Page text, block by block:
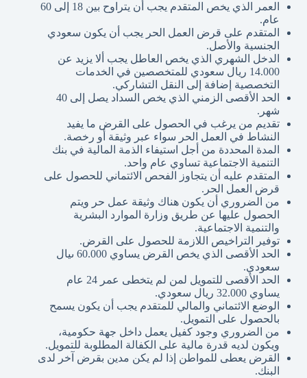
العمر الذي يخص المتقدم يجب أن يتراوح بين 18 إلى 60
عام.
المتقدم على قرض العمل الحر يجب أن يكون سعودي
الجنسية والأصل.
الدخل الشهري الذي يخص العاطل يجب ألا يزيد عن
14.000 ريال سعودي للمتخصصين في الخدمات
التخصصية إضافة إلى النقل التشاركي.
الحد الأقصى الزمني الذي يخص السداد يصل إلى 40
شهر.
تقديم من يرغب في الحصول على القرض ما يفيد
النشاط في العمل الحر سواء عبر وثيقة أو رخصة.
المدة المحددة من أجل استيفاء الذمة المالية في بنك
التنمية الاجتماعية تساوي عام واحد.
المتقدم عليه أن يتجاوز الفحص الائتماني للحصول على
قرض العمل الحر.
من الضروري أن يكون هناك وثيقة عمل حر ويتم
الحصول عليها عن طريق وزارة الموارد البشرية
والتنمية الاجتماعية.
توفير التراخيص اللازمة للحصول على القرض.
الحد الأقصى الذي يخص القرض يساوي 60.000 ىيال
سعودي.
الحد الأقصى للتمويل لمن لم يتخطى عمر 24 عام
يساوي 32.000 ريال سعودي.
الوضع الائتماني والمالي للمتقدم يجب أن يكون يسمح
بالحصول على التمويل.
من الضروري وجود كفيل يعمل داخل جهة حكومية،
ويكون لديه قدرة مالية على الكفالة المطلوبة للتمويل.
القرض يعطى للمواطن إذا لم يكن مدين بقرض آخر لدى
البنك.